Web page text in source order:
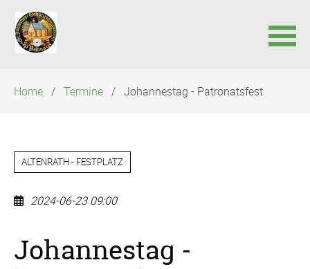
überspringen
Home Termine Johannestag - Patronatsfest
ALTENRATH - FESTPLATZ
2024-06-23 09:00
Johannestag -